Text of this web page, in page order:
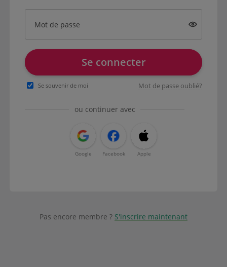
Mot de passe
Se connecter
Se souvenir de moi Mot de passe oublié?
ou continuer avec
Google Facebook Apple
Pas encore membre ? S'inscrire maintenant